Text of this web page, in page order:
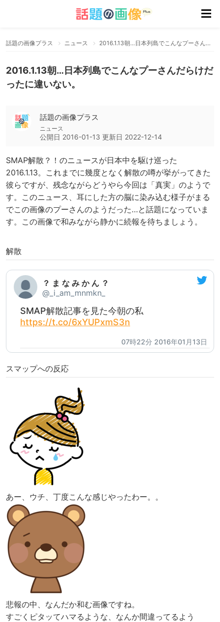
話題の画像プラス ニュース 2016.1.13朝…日本列島でこんなプーさんだらけだったに違いない。
2016.1.13朝…日本列島でこんなプーさんだらけだ
ったに違いない。
話題の画像プラス
ニュース
公開日 2016-01-13 更新日 2022-12-14
SMAP解散？！のニュースが日本中を駆け巡った
2016.1.13。これまでに幾度となく解散の噂が挙がってきた
彼らですが、残念ながらどうやら今回は「真実」のようで
す。このニュース、耳にした方の脳に染み込む様子がまる
でこの画像のプーさんのようだった…と話題になっていま
す。この画像で和みながら静かに続報を待ちましょう。
解散
？ ま な み か ん ？
@_i_am_mnmkn_
SMAP解散記事を見た今朝の私
https://t.co/6xYUPxmS3n
07時22分 2016年01月13日
スマップへの反応
あー、ウチ、丁度こんな感じやったわー。。
悲報の中、なんだか和む画像ですね。
すごくピタッてハマるような、なんか間違ってるよう